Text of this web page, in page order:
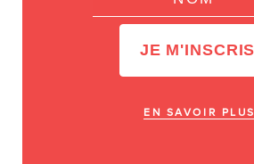
EN SAVOIR PLUS